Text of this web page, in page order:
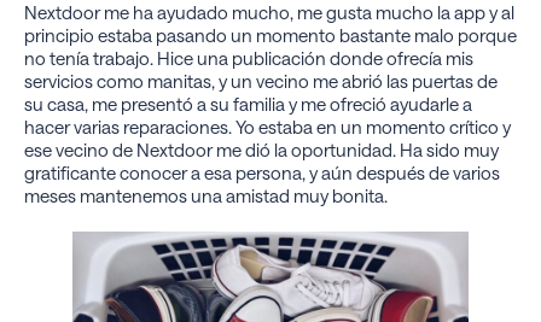
Nextdoor me ha ayudado mucho, me gusta mucho la app y al
principio estaba pasando un momento bastante malo porque
no tenía trabajo. Hice una publicación donde ofrecía mis
servicios como manitas, y un vecino me abrió las puertas de
su casa, me presentó a su familia y me ofreció ayudarle a
hacer varias reparaciones. Yo estaba en un momento crítico y
ese vecino de Nextdoor me dió la oportunidad. Ha sido muy
gratificante conocer a esa persona, y aún después de varios
meses mantenemos una amistad muy bonita.